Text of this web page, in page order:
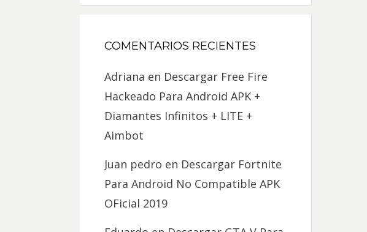
COMENTARIOS RECIENTES
Adriana en Descargar Free Fire
Hackeado Para Android APK +
Diamantes Infinitos + LITE +
Aimbot
Juan pedro en Descargar Fortnite
Para Android No Compatible APK
OFicial 2019